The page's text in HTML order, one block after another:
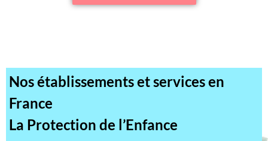
Nos établissements et services en
France
La Protection de l’Enfance